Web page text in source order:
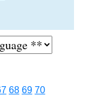
68 69 70